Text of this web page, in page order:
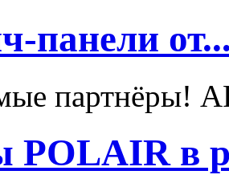
панели
в